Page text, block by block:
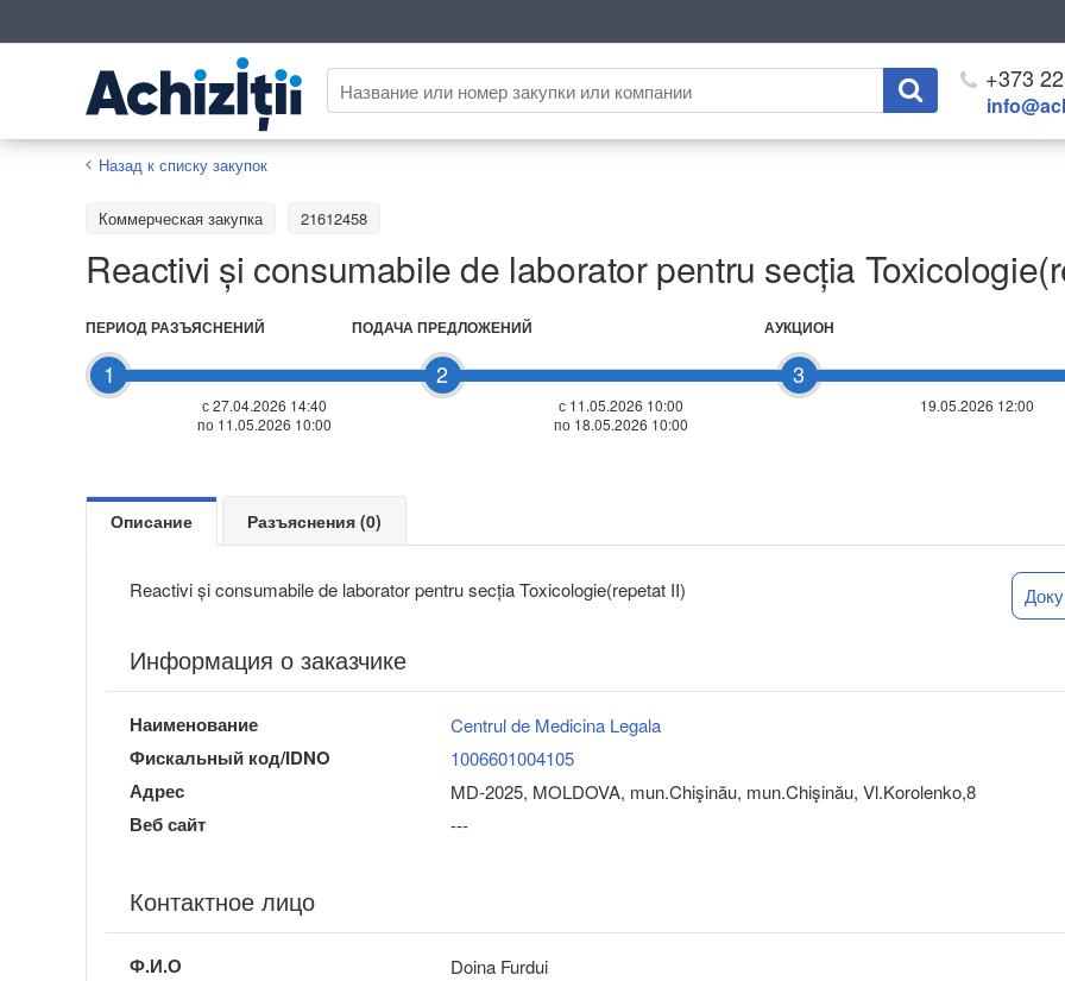
+373
Назад к списку закупок
Коммерческая закупка 21612458
Reactivi și consumabile de laborator pentru secția
1
ПЕРИОД РАЗЪЯСНЕНИЙ
с 27.04.2026 14:40
по 11.05.2026 10:00
2
ПОДАЧА ПРЕДЛОЖЕНИЙ
с 11.05.2026 10:00
по 18.05.2026 10:00
3
АУКЦИОН
19.05.2026 12:00
Описание Разъяснения (0)
Reactivi și consumabile de laborator pentru secția Toxicologie(repetat II)
Информация о заказчике
Наименование Centrul de Medicina Legala
Фискальный код/IDNO 1006601004105
Адрес MD-2025, MOLDOVA, mun.Chişinău, mun.Chişinău, Vl.Korolenko,8
Веб сайт ---
Контактное лицо
Ф.И.О Doina Furdui